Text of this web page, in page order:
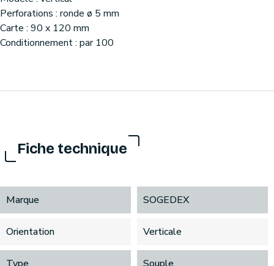
Perforations : ronde ø 5 mm
Carte : 90 x 120 mm
Conditionnement : par 100
Fiche technique
Marque SOGEDEX
Orientation Verticale